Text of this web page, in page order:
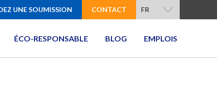
UNE SOUMISSION CONTACT FR
ÉCO-RESPONSABLE BLOG EMPLOIS